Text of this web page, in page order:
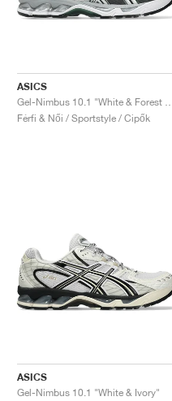
ASICS
Férfi & Női / Sportstyle / Cipők
ASICS
Gel-Nimbus 10.1 "White & Ivory"